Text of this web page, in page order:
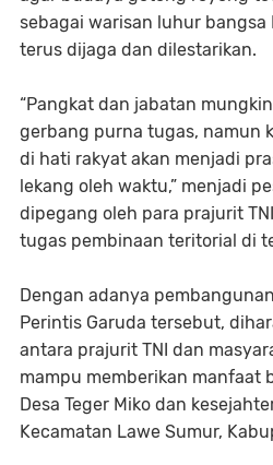
sebagai warisan luhur
terus dijaga dan dilestarikan.
“Pangkat dan jabatan
gerbang purna tugas, namun
di hati rakyat akan menjadi
lekang oleh waktu,” menjadi
dipegang oleh para prajurit
tugas pembinaan teritorial di
Dengan adanya
Perintis Garuda tersebut,
antara prajurit TNI dan
mampu memberikan manfaat
Desa Teger Miko dan
Kecamatan Lawe Sumur,